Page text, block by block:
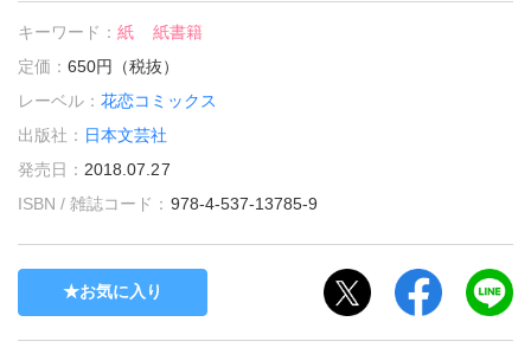
キーワード：紙
紙書籍
定価：650円（税抜）
レーベル：花恋コミックス
出版社： 日本文芸社
発売日： 2018.07.27
ISBN / 雑誌コード： 978-4-537-13785-9
お気に入り